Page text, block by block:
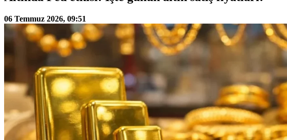
06 Temmuz 2026, 09:51